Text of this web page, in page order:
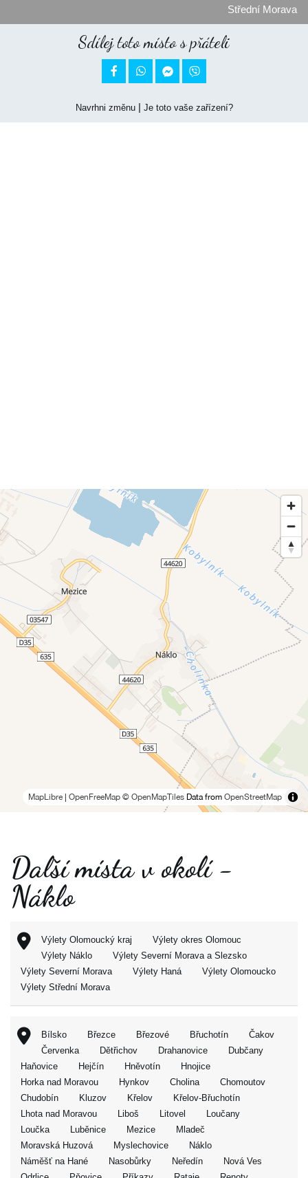
Střední Morava
Sdílej toto místo s přáteli
 
Navrhni změnu| Je toto vaše zařízení?
MapLibre OpenFreeMap © OpenMapTiles Data from OpenStreetMap
Další místa v okolí -
Náklo
Výlety Olomoucký kraj
Výlety okres Olomouc
Výlety Náklo
Výlety Severní Morava a Slezsko
Výlety Severní Morava
Výlety Haná
Výlety Olomoucko
Výlety Střední Morava
Bílsko Březce Březové Břuchotín
Čakov
Červenka
Dětřichov Drahanovice
Dubčany
Haňovice
Hejčín Hněvotín
Hnojice
Horka nad Moravou
Hynkov Cholina
Chomoutov
Chudobín
Kluzov Křelov
Křelov-Břuchotín
Lhota nad Moravou
Liboš Litovel
Loučany
Loučka
Luběnice Mezice
Mladeč
Moravská Huzová
Myslechovice
Náklo
Náměšť na Hané
Nasobůrky Neředín
Nová Ves